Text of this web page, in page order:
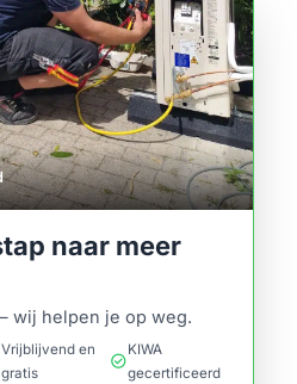
naar meer
wij helpen je op weg.
Vrijblijvend en
gratis
check_circle
KIWA
gecertificeerd